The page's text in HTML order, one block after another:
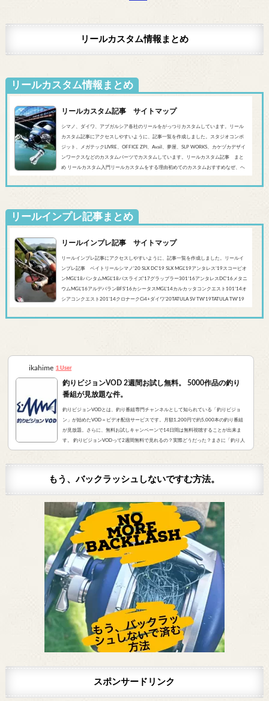
リールカスタム情報まとめ
リールカスタム情報まとめ
リールカスタム記事 サイトマップ
シマノ、ダイワ、アブガルシア各社のリールをがっつりカスタムしています。リール
カスタム記事にアクセスしやすいように、記事一覧を作成しました。スタジオコンポ
ジット、メガテックLIVRE、OFFICE ZPI、Avail、夢屋、SLP WORKS、カケヅカデザイ
ンワークスなどのカスタムパーツでカスタムしています。リールカスタム記事 まと
め リールカスタム入門リールカスタムをする理由初めてのカスタムおすすめなぜ、ヘ
スMGL’19スコーピオンMGL&#0...
リールインプレ記事まとめ
リールインプレ記事 サイトマップ
リールインプレ記事にアクセスしやすいように、記事一覧を作成しました。リールイ
ンプレ記事 ベイトリールシマノ'20 SLX DC’19 SLX MGL'19アンタレス’19スコーピオ
ンMGL'18バンタムMGL'18バスライズ’17グラップラー301‘16アンタレスDC’16メタニ
ウムMGL’16アルデバランBFS’16カシータスMGL’14カルカッタコンクエスト101’14オ
シアコンクエスト201'14クロナークCi4+ダイワ’20TATULA SV TW'19TATULA TW'19
ガルシア’...
ikahime 1 User
釣りビジョンVOD 2週間お試し無料。 5000作品の釣り
番組が見放題な件。
釣りビジョンVODとは、釣り番組専門チャンネルとして知られている「釣りビジョ
ン」が始めたVOD＝ビデオ配信サービスです。月額1,200円で約5,000本の釣り番組
が見放題。さらに、無料お試しキャンペーンで14日間は無料視聴することが出来ま
す。 釣りビジョンVODって2週間無料で見れるの？実際どうだった？まさに「釣り人
が求めていたVOD」でした。実際にサービスを申し込んだので、レビューをお伝えし
もう、バックラッシュしないですむ方法。
スポンサードリンク